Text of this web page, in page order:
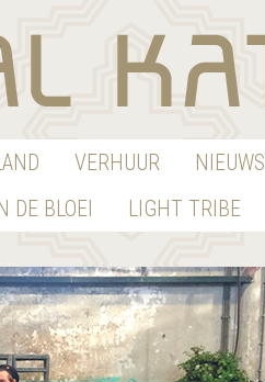
VERHUUR NIEUWS
DE BLOEI LIGHT TRIBE